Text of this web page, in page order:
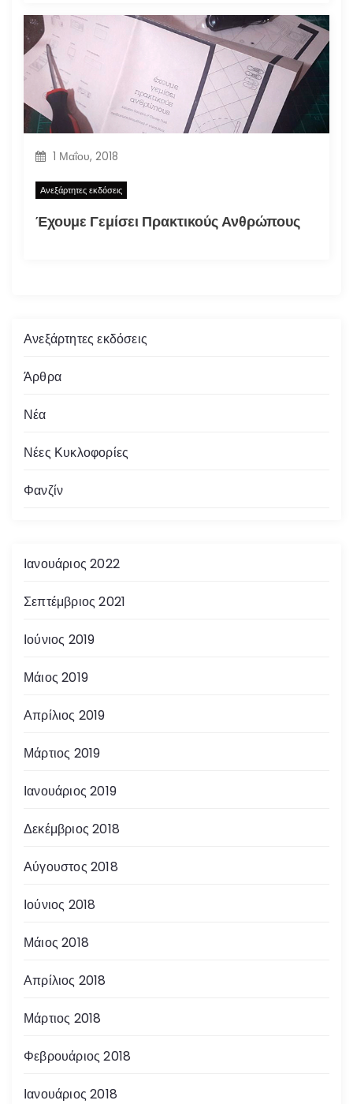
1 Μαΐου, 2018
Ανεξάρτητες εκδόσεις
Έχουμε Γεμίσει Πρακτικούς Ανθρώπους
Ανεξάρτητες εκδόσεις
Άρθρα
Νέα
Νέες Κυκλοφορίες
Φανζίν
Ιανουάριος 2022
Σεπτέμβριος 2021
Ιούνιος 2019
Μάιος 2019
Απρίλιος 2019
Μάρτιος 2019
Ιανουάριος 2019
Δεκέμβριος 2018
Αύγουστος 2018
Ιούνιος 2018
Μάιος 2018
Απρίλιος 2018
Μάρτιος 2018
Φεβρουάριος 2018
Ιανουάριος 2018